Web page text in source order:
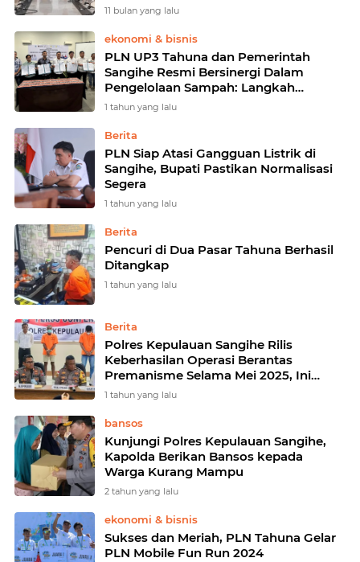
11 bulan yang lalu
ekonomi & bisnis
PLN UP3 Tahuna dan Pemerintah
Sangihe Resmi Bersinergi Dalam
Pengelolaan Sampah: Langkah
Strategis untuk Masa Depan Energi
1 tahun yang lalu
Berita
PLN Siap Atasi Gangguan Listrik di
Sangihe, Bupati Pastikan Normalisasi
Segera
1 tahun yang lalu
Berita
Pencuri di Dua Pasar Tahuna Berhasil
Ditangkap
1 tahun yang lalu
Berita
Polres Kepulauan Sangihe Rilis
Keberhasilan Operasi Berantas
Premanisme Selama Mei 2025, Ini
Hasilnya
1 tahun yang lalu
bansos
Kunjungi Polres Kepulauan Sangihe,
Kapolda Berikan Bansos kepada
Warga Kurang Mampu
2 tahun yang lalu
ekonomi & bisnis
Sukses dan Meriah, PLN Tahuna Gelar
PLN Mobile Fun Run 2024